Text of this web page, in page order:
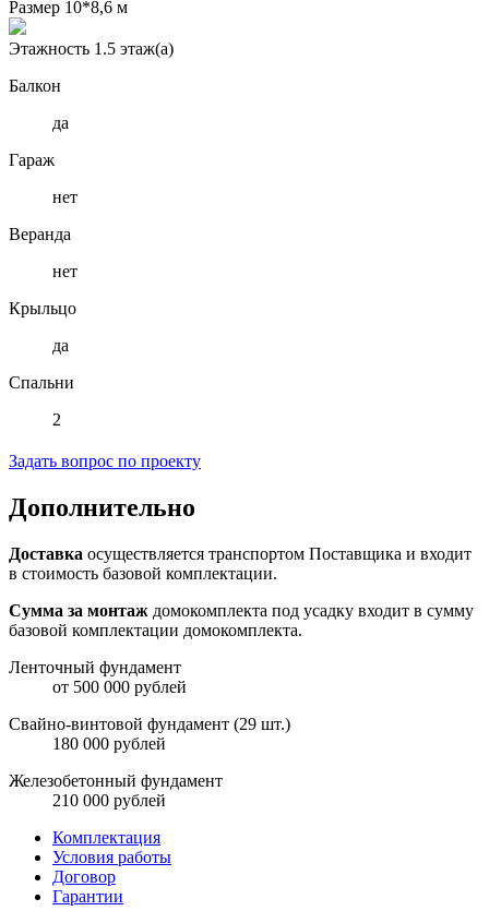
Размер 10*8,6 м
Этажность 1.5 этаж(а)
Балкон
да
Гараж
нет
Веранда
нет
Крыльцо
да
Спальни
2
Задать вопрос по проекту
Дополнительно
Доставка осуществляется транспортом Поставщика и входит
в стоимость базовой комплектации.
Сумма за монтаж домокомплекта под усадку входит в сумму
базовой комплектации домокомплекта.
Ленточный фундамент
от 500 000 рублей
Свайно-винтовой фундамент (29 шт.)
180 000 рублей
Железобетонный фундамент
210 000 рублей
Комплектация
Условия работы
Договор
Гарантии